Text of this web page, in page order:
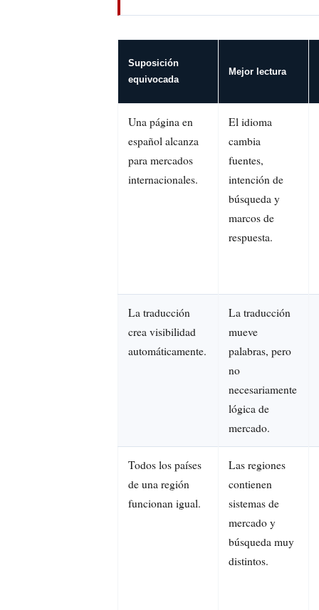
Suposición
equivocada
Mejor lectura
Una página en
español alcanza
para mercados
internacionales.
El idioma
cambia
fuentes,
intención de
búsqueda y
marcos de
respuesta.
La traducción
crea visibilidad
automáticamente.
La traducción
mueve
palabras, pero
no
necesariamente
lógica de
mercado.
Todos los países
de una región
funcionan igual.
Las regiones
contienen
sistemas de
mercado y
búsqueda muy
distintos.